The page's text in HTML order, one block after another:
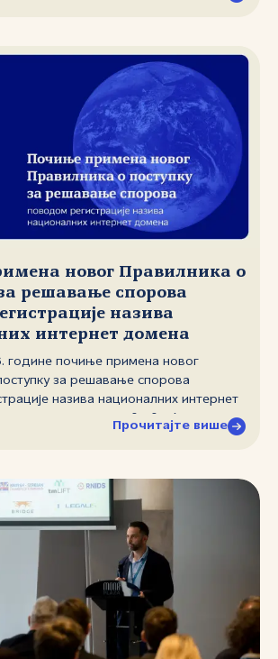
новог Правилника о
решавање спорова
назива
интернет домена
године почиње примена новог
за решавање спорова
назива националних интернет
гласник РС, бр. 30/2026), усвојеног
Прочитајте више